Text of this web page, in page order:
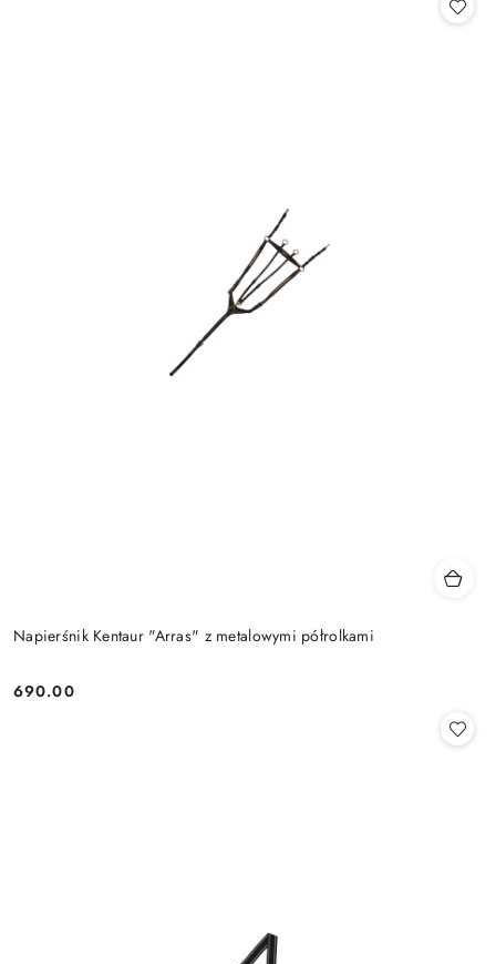
Napierśnik Kentaur "Arras" z metalowymi półrolkami
Cena:
690.00